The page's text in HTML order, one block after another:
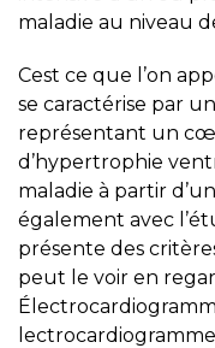
maladie au niveau
Cest ce que l’on
se caractérise par
représentant un
d’hypertrophie
maladie à partir
également avec
présente des
peut le voir en